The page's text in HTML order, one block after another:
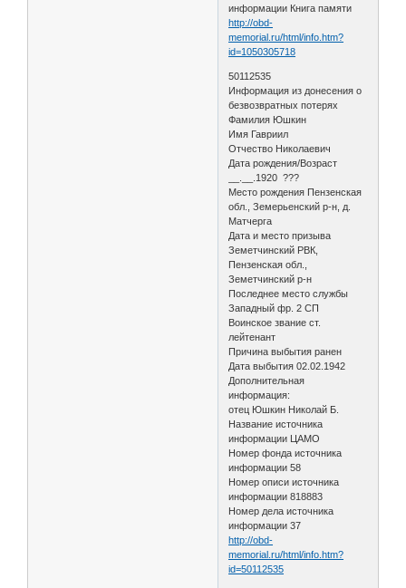
информации Книга памяти
http://obd-
memorial.ru/html/info.htm?
id=1050305718
50112535
Информация из донесения о
безвозвратных потерях
Фамилия Юшкин
Имя Гавриил
Отчество Николаевич
Дата рождения/Возраст
__.__.1920 ???
Место рождения Пензенская
обл., Земерьенский р-н, д.
Матчерга
Дата и место призыва
Земетчинский РВК,
Пензенская обл.,
Земетчинский р-н
Последнее место службы
Западный фр. 2 СП
Воинское звание ст.
лейтенант
Причина выбытия ранен
Дата выбытия 02.02.1942
Дополнительная
информация:
отец Юшкин Николай Б.
Название источника
информации ЦАМО
Номер фонда источника
информации 58
Номер описи источника
информации 818883
Номер дела источника
информации 37
http://obd-
memorial.ru/html/info.htm?
id=50112535